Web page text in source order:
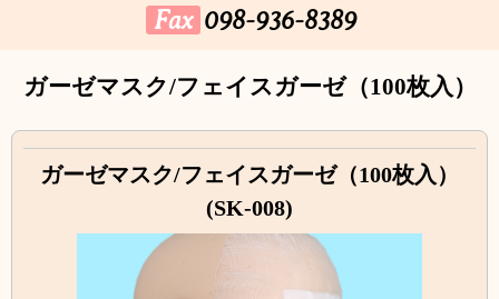
Fax 098-936-8389
ガーゼマスク/フェイスガーゼ（100枚入）
ガーゼマスク/フェイスガーゼ（100枚入）
(SK-008)